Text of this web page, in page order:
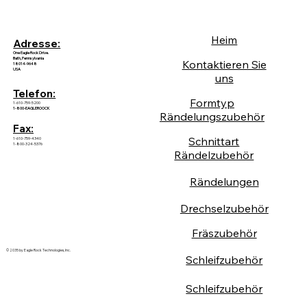
Adresse:
One Eagle Rock Drive.
Bath, Pennsylvania
18014-9648
USA
Telefon:
1-610-759-5200
1-800-EAGLEROOCK
Fax:
1-610-759-4340
1-800-324-5376
© 2035 by Eagle Rock Technologies, Inc.
Heim
Kontaktieren Sie
uns
Formtyp
Rändelungszubehör
Schnittart
Rändelzubehör
Rändelungen
Drechselzubehör
Fräszubehör
Schleifzubehör
Schleifzubehör